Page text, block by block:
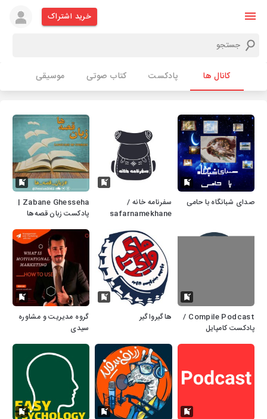
خرید اشتراک
کانال ها پادکست کتاب صوتی موسیقی
صدای شبانگاه با حامی
سفرنامه خانه /
safarnamekhane
Zabane Ghesseha |
پادکست زبان قصه‌ها
Compile Podcast /
پادکست کامپایل
هاگیرواگیر
گروه مدیریت و مشاوره
سیدی